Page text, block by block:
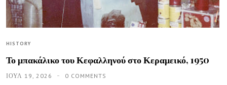
HISTORY
Το μπακάλικο του Κεφαλληνού στο Κεραμεικό, 1950
ΙΟΥΛ 19, 2026 0 COMMENTS